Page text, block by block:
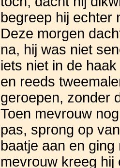
begreep hij echter
Deze morgen
na, hij was niet
iets niet in de
en reeds
geroepen, zonder
Toen mevrouw
pas, sprong op
baatje aan en
mevrouw kreeg hij